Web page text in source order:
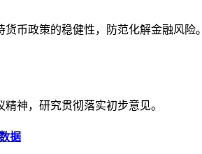
币政策的稳健性，防范化解金融风险。
神，研究贯彻落实初步意见。
据